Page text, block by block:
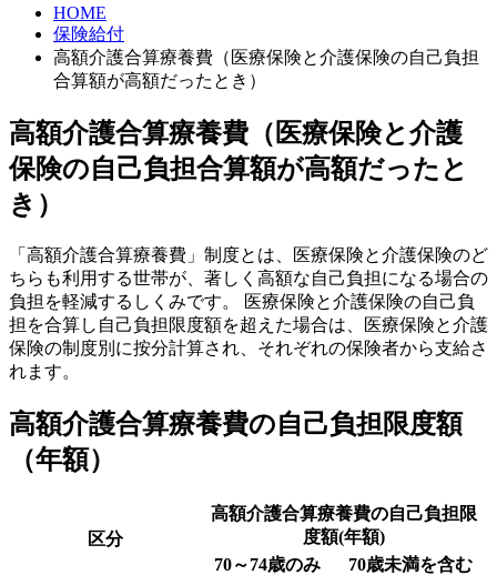
HOME
保険給付
高額介護合算療養費（医療保険と介護保険の自己負担
合算額が高額だったとき）
高額介護合算療養費（医療保険と介護
保険の自己負担合算額が高額だったと
き）
「高額介護合算療養費」制度とは、医療保険と介護保険のど
ちらも利用する世帯が、著しく高額な自己負担になる場合の
負担を軽減するしくみです。 医療保険と介護保険の自己負
担を合算し自己負担限度額を超えた場合は、医療保険と介護
保険の制度別に按分計算され、それぞれの保険者から支給さ
れます。
高額介護合算療養費の自己負担限度額
（年額）
区分
高額介護合算療養費の自己負担限
度額(年額)
70～74歳のみ
70歳未満を含む